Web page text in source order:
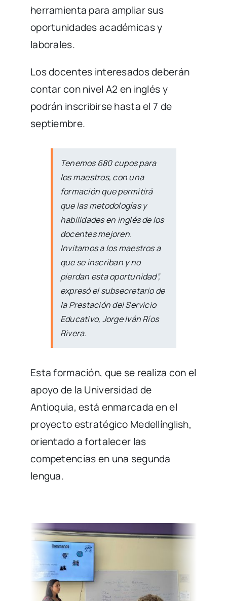
herramienta para ampliar sus
oportunidades académicas y
laborales.
Los docentes interesados deberán
contar con nivel A2 en inglés y
podrán inscribirse hasta el 7 de
septiembre.
Tenemos 680 cupos para
los maestros, con una
formación que permitirá
que las metodologías y
habilidades en inglés de los
docentes mejoren.
Invitamos a los maestros a
que se inscriban y no
pierdan esta oportunidad”,
expresó el subsecretario de
la Prestación del Servicio
Educativo, Jorge Iván Ríos
Rivera.
Esta formación, que se realiza con el
apoyo de la Universidad de
Antioquia, está enmarcada en el
proyecto estratégico Medellínglish,
orientado a fortalecer las
competencias en una segunda
lengua.